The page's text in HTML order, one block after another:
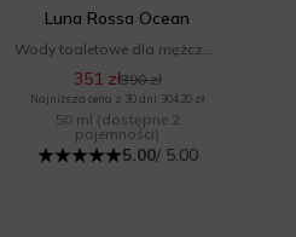
Luna Rossa Ocean
351 zł390 zł
Najniższa cena z 30 dni: 304,20 zł
50 ml (dostępne 2
pojemności)
5.00/ 5.00